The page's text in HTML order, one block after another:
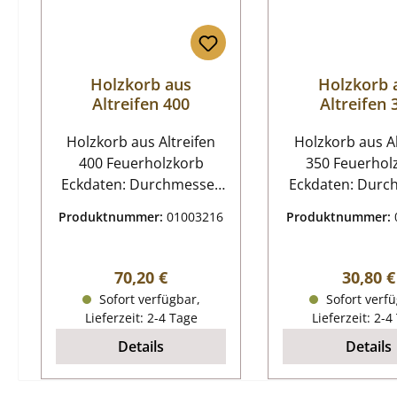
Holzkorb aus
Altreifen 400
Holzkorb aus Altreifen
400 Feuerholzkorb
Eckdaten: Durchmesser
Material Gummi ( aus
Handgenäht Genietete
Tragegriffe Der
Feuerholzkorb kann
aufgrund seines
Materials immer wieder
verwendet und
Produktnummer:01003216
Regulärer Preis:
70,20 €
Sofort verfügbar,
Lieferzeit: 2-4 Tage
Details
Holzkorb
Altreifen
Holzkorb aus
350
Eckdaten: Durchmesser
Material
handgenäht
Tragegriffe
aufgrund
Materials
verwendet
Produktnummer:
30,80 €
Sofort
Lieferzeit: 2-4
Details